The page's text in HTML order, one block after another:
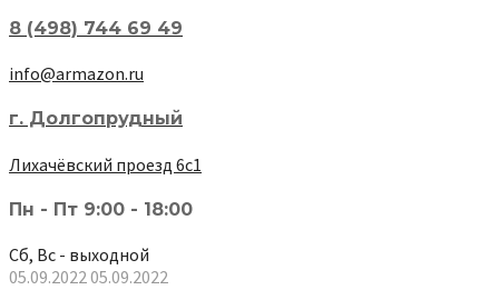
8 (498) 744 69 49
info@armazon.ru
г. Долгопрудный
Лихачёвский проезд 6с1
Пн - Пт 9:00 - 18:00
Сб, Вс - выходной
05.09.202205.09.2022